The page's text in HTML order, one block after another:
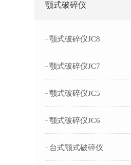
颚式破碎仪
颚式破碎仪JC8
颚式破碎仪JC7
颚式破碎仪JC5
颚式破碎仪JC6
台式颚式破碎仪